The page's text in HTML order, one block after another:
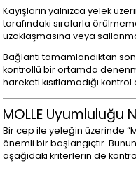
Kayışların yalnızca yelek
tarafındaki sıralarla
uzaklaşmasına veya
Bağlantı tamamlandıktan
kontrollü bir ortamda
hareketi kısıtlamadığı
MOLLE Uyumluluğu
Bir cep ile yeleğin üzerinde
önemli bir başlangıçtır.
aşağıdaki kriterlerin de